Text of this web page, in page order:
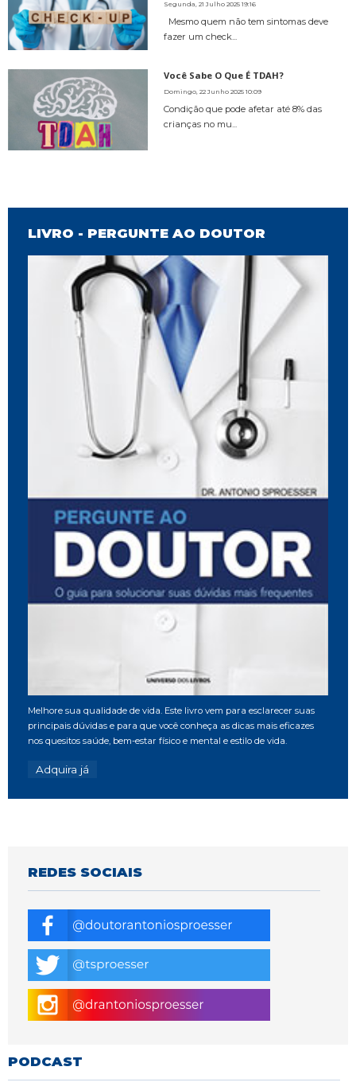
Segunda, 21 Julho 2025 19:16
Mesmo quem não tem sintomas deve
fazer um check...
Você Sabe O Que É TDAH?
Domingo, 22 Junho 2025 10:09
Condição que pode afetar até 8% das
crianças no mu...
LIVRO - PERGUNTE AO DOUTOR
Melhore sua qualidade de vida. Este livro vem para esclarecer suas
principais dúvidas e para que você conheça as dicas mais eficazes
nos quesitos saúde, bem-estar físico e mental e estilo de vida.
Adquira já
REDES SOCIAIS
PODCAST